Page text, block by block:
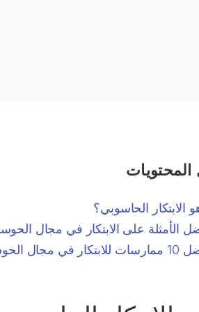
الابتكار الحاسوبي؟
الأمثلة على الابتكار في مجال
في مجال الحوسبة